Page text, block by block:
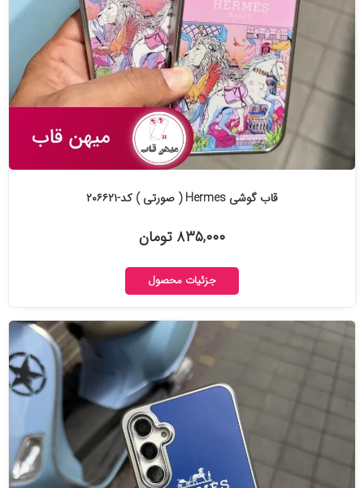
قاب گوشی Hermes ( صورتی ) کد-۲۰۶۶۲۱
۸۳۵,۰۰۰ تومان
جزئیات محصول